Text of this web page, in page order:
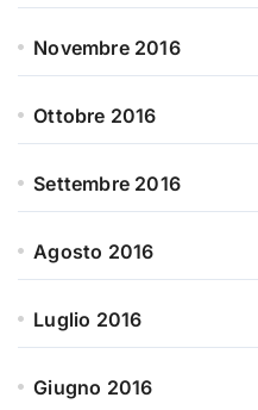
Novembre 2016
Ottobre 2016
Settembre 2016
Agosto 2016
Luglio 2016
Giugno 2016